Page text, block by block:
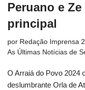
Peruano e
principal
por Redação Imprensa
As Últimas Notícias de
O Arraiá do Povo 2024
deslumbrante Orla de